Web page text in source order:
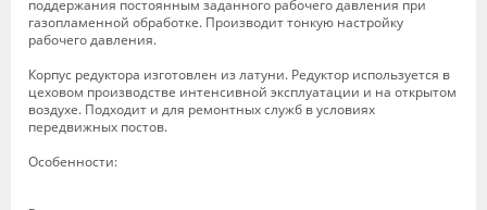
поддержания постоянным заданного рабочего давления при
газопламенной обработке. Производит тонкую настройку
рабочего давления.
Корпус редуктора изготовлен из латуни. Редуктор используется в
цеховом производстве интенсивной эксплуатации и на открытом
воздухе. Подходит и для ремонтных служб в условиях
передвижных постов.
Особенности: